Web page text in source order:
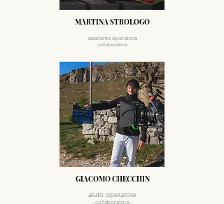
MARTINA STROLOGO
assistente operatore
- collaboratrice -
GIACOMO CHECCHIN
aiuto operatore
- collaboratore -